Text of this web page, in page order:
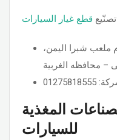
قطع غيار السيارات
ملعب شبرا اليمن،
المغذية
للسيارات